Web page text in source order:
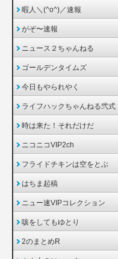
暇人＼(^o^)／速報
がぞ〜速報
ニュース２ちゃんねる
ゴールデンタイムズ
今日もやられやく
ライフハックちゃんねる弐式
時は来た！それだけだ
ニコニコVIP2ch
フライドチキンは空をとぶ
はちま起稿
ニュー速VIPコレクション
咳をしてもゆとり
2のまとめR